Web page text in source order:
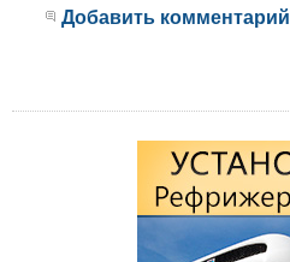
Добавить комментарий